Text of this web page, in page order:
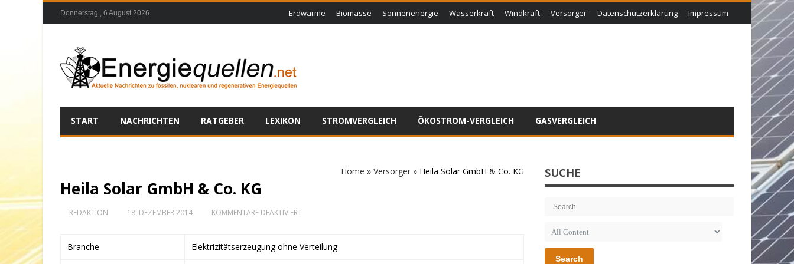
Donnerstag , 6 August 2026 Erdwärme Biomasse Sonnenenergie Wasserkraft Windkraft Versorger Datenschutzerklärung Impressum
START NACHRICHTEN RATGEBER LEXIKON STROMVERGLEICH ÖKOSTROM-VERGLEICH GASVERGLEICH
Home » Versorger » Heila Solar GmbH & Co. KG
Heila Solar GmbH & Co. KG
REDAKTION 18. DEZEMBER 2014 KOMMENTARE DEAKTIVIERTFÜR
&
Branche Elektrizitätserzeugung ohne Verteilung
SUCHE
Search